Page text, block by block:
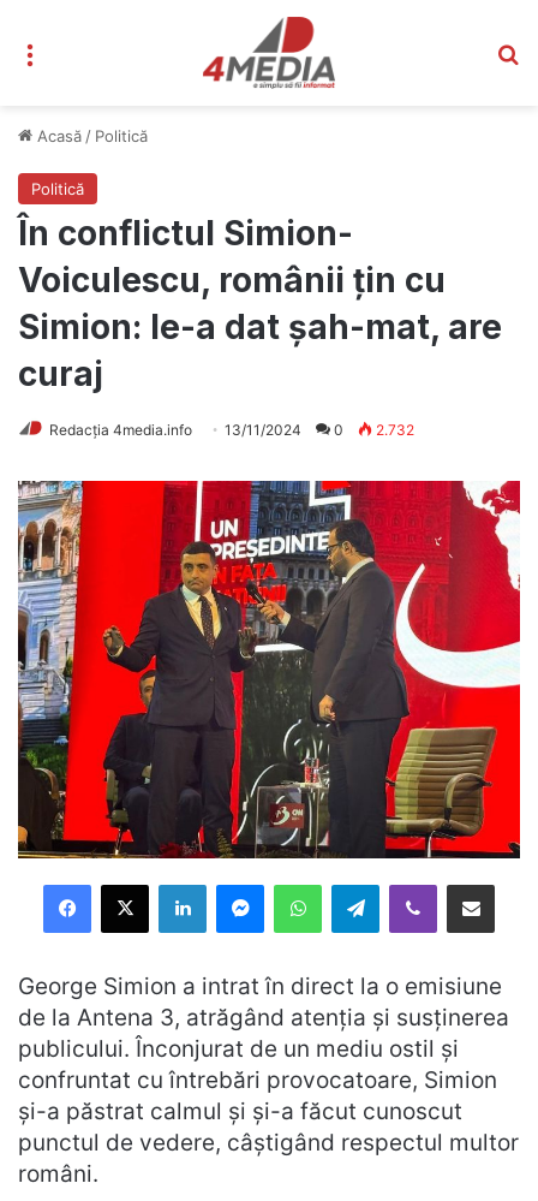
Acasă / Politică
Politică
În conflictul Simion-
Voiculescu, românii țin cu
Simion: le-a dat șah-mat, are
curaj
Redacția 4media.info 13/11/2024 0 2.732
Facebook
X LinkedInMessengerWhatsAppTelegramViber Distribuie prin mail
George Simion a intrat în direct la o emisiune
de la Antena 3, atrăgând atenția și susținerea
publicului. Înconjurat de un mediu ostil și
confruntat cu întrebări provocatoare, Simion
și-a păstrat calmul și și-a făcut cunoscut
punctul de vedere, câștigând respectul multor
români.